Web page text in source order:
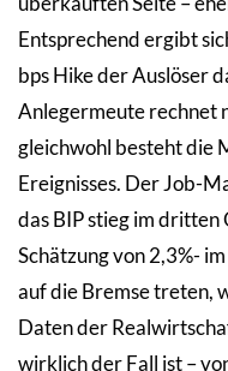
Entsprechend ergibt
bps Hike der Auslöser
Anlegermeute rechnet
gleichwohl besteht die
Ereignisses. Der Job-
das BIP stieg im
Schätzung von 2,3%-
auf die Bremse treten,
Daten der
wirklich der Fall ist –